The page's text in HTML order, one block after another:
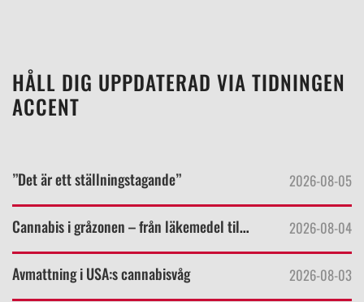
HÅLL DIG UPPDATERAD VIA TIDNINGEN
ACCENT
”Det är ett ställningstagande” 2026-08-05
Cannabis i gråzonen – från läkemedel till livsstil 2026-08-04
Avmattning i USA:s cannabisvåg 2026-08-03